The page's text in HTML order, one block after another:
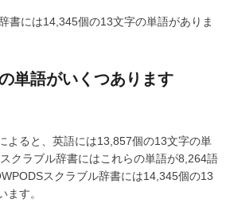
書には14,345個の13文字の単語がありま
単語がいくつあります
よると、英語には13,857個の13文字の単
クラブル辞書にはこれらの単語が8,264語
スクラブル辞書には14,345個の13
ます。